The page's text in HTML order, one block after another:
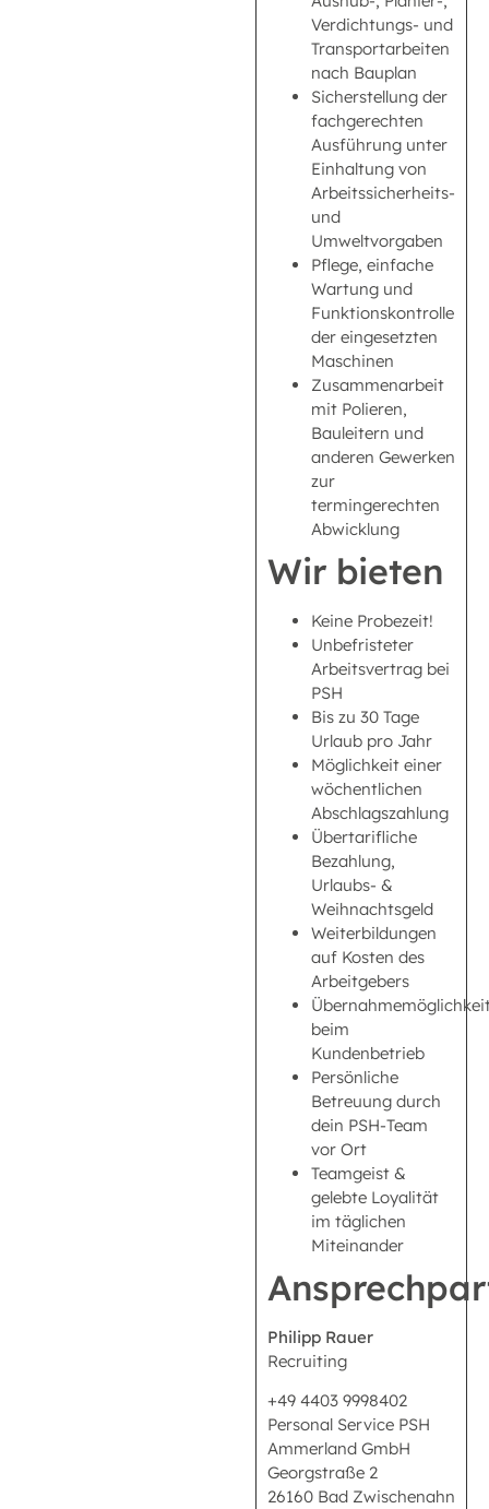
Verdichtungs- und
Transportarbeiten
nach Bauplan
Sicherstellung der
fachgerechten
Ausführung unter
Einhaltung von
Arbeitssicherheits-
und
Umweltvorgaben
Pflege, einfache
Wartung und
Funktionskontrolle
der eingesetzten
Maschinen
Zusammenarbeit
mit Polieren,
Bauleitern und
anderen Gewerken
zur
termingerechten
Abwicklung
Wir bieten
Keine Probezeit!
Unbefristeter
Arbeitsvertrag bei
PSH
Bis zu 30 Tage
Urlaub pro Jahr
Möglichkeit einer
wöchentlichen
Abschlagszahlung
Übertarifliche
Bezahlung,
Urlaubs- &
Weihnachtsgeld
Weiterbildungen
auf Kosten des
Arbeitgebers
beim
Kundenbetrieb
Persönliche
Betreuung durch
dein PSH-Team
vor Ort
Teamgeist &
gelebte Loyalität
im täglichen
Miteinander
Philipp Rauer
Recruiting
+49 4403 9998402
Personal Service PSH
Ammerland GmbH
Georgstraße 2
26160 Bad Zwischenahn